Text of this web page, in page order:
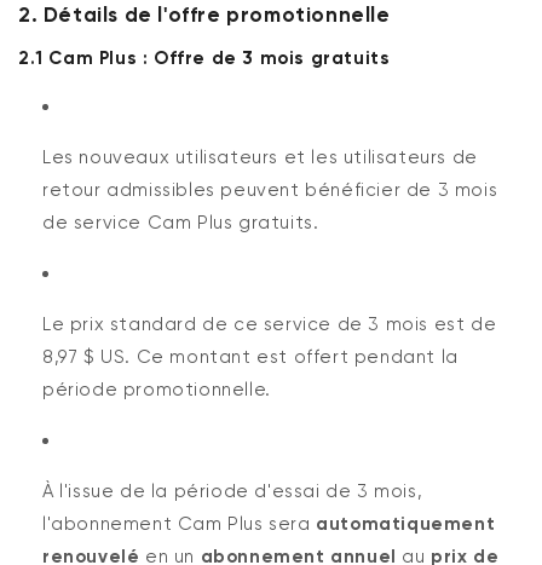
2. Détails de l'offre promotionnelle
2.1 Cam Plus : Offre de 3 mois gratuits
Les nouveaux utilisateurs et les utilisateurs de
retour admissibles peuvent bénéficier de 3 mois
de service Cam Plus gratuits.
Le prix standard de ce service de 3 mois est de
8,97 $ US. Ce montant est offert pendant la
période promotionnelle.
À l'issue de la période d'essai de 3 mois,
l'abonnement Cam Plus sera automatiquement
renouvelé en un abonnement annuel au prix de